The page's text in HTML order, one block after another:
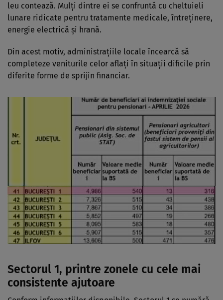
leu contează. Mulți dintre ei se confruntă cu cheltuieli
lunare ridicate pentru tratamente medicale, întreținere,
energie electrică și hrană.
Din acest motiv, administrațiile locale încearcă să
completeze veniturile celor aflați în situații dificile prin
diferite forme de sprijin financiar.
Sectorul 1, printre zonele cu cele mai
consistente ajutoare